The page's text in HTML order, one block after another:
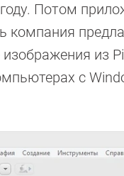
Потом
компания
изображения из
с